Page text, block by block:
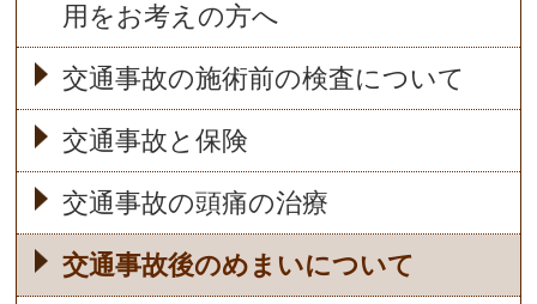
用をお考えの方へ
交通事故の施術前の検査について
交通事故と保険
交通事故の頭痛の治療
交通事故後のめまいについて